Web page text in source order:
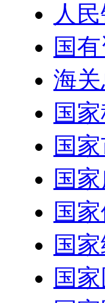
人
国
海
国
国
国
国
国
国